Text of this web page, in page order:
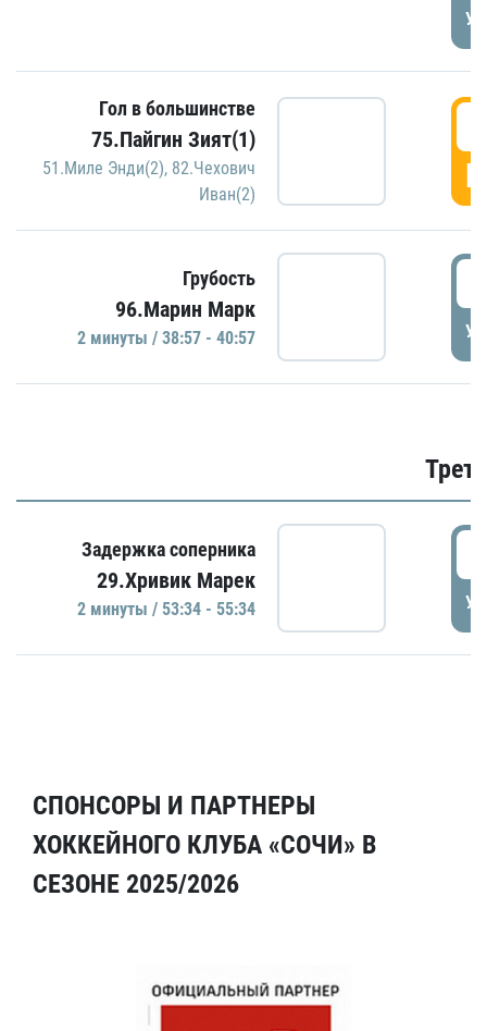
Гол в большинстве
75.Пайгин Зият(1)
51.Миле Энди(2), 82.Чехович
Иван(2)
Грубость
96.Марин Марк
2 минуты / 38:57 - 40:57
Задержка соперника
29.Хривик Марек
2 минуты / 53:34 - 55:34
СПОНСОРЫ И ПАРТНЕРЫ
ХОККЕЙНОГО КЛУБА «СОЧИ» В
СЕЗОНЕ 2025/2026